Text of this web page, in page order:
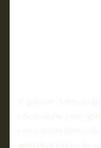
В финале
обозначили свое
они смогли
действуя как на